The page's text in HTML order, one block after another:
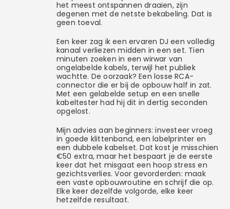
het meest ontspannen draaien, zijn
degenen met de netste bekabeling. Dat is
geen toeval.
Een keer zag ik een ervaren DJ een volledig
kanaal verliezen midden in een set. Tien
minuten zoeken in een wirwar van
ongelabelde kabels, terwijl het publiek
wachtte. De oorzaak? Een losse RCA-
connector die er bij de opbouw half in zat.
Met een gelabelde setup en een snelle
kabeltester had hij dit in dertig seconden
opgelost.
Mijn advies aan beginners: investeer vroeg
in goede klittenband, een labelprinter en
een dubbele kabelset. Dat kost je misschien
€50 extra, maar het bespaart je de eerste
keer dat het misgaat een hoop stress en
gezichtsverlies. Voor gevorderden: maak
een vaste opbouwroutine en schrijf die op.
Elke keer dezelfde volgorde, elke keer
hetzelfde resultaat.